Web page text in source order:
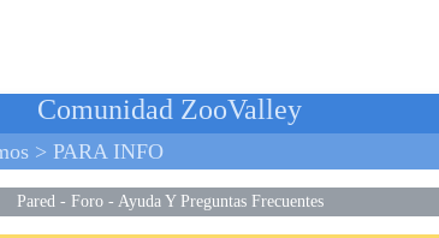
Comunidad ZooValley
> PARA INFO
Pared - Foro- Ayuda Y Preguntas Frecuentes